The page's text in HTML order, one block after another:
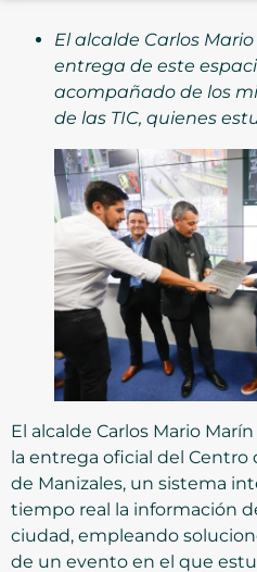
El alcalde Carlos
entrega de este
acompañado de los
de las TIC, quienes
El alcalde Carlos Mario
la entrega oficial del Centro
de Manizales, un sistema
tiempo real la información
ciudad, empleando
de un evento en el que